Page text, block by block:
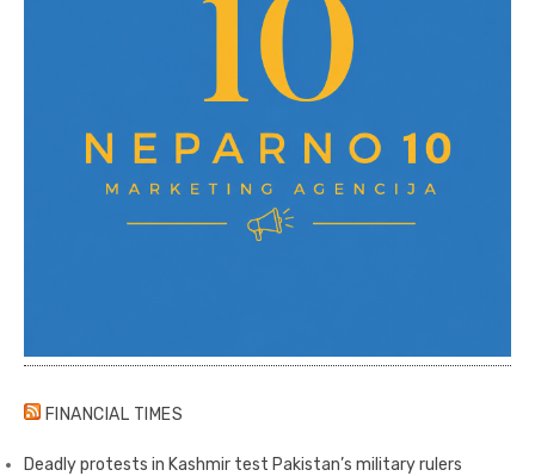
FINANCIAL TIMES
Deadly protests in Kashmir test Pakistan’s military rulers